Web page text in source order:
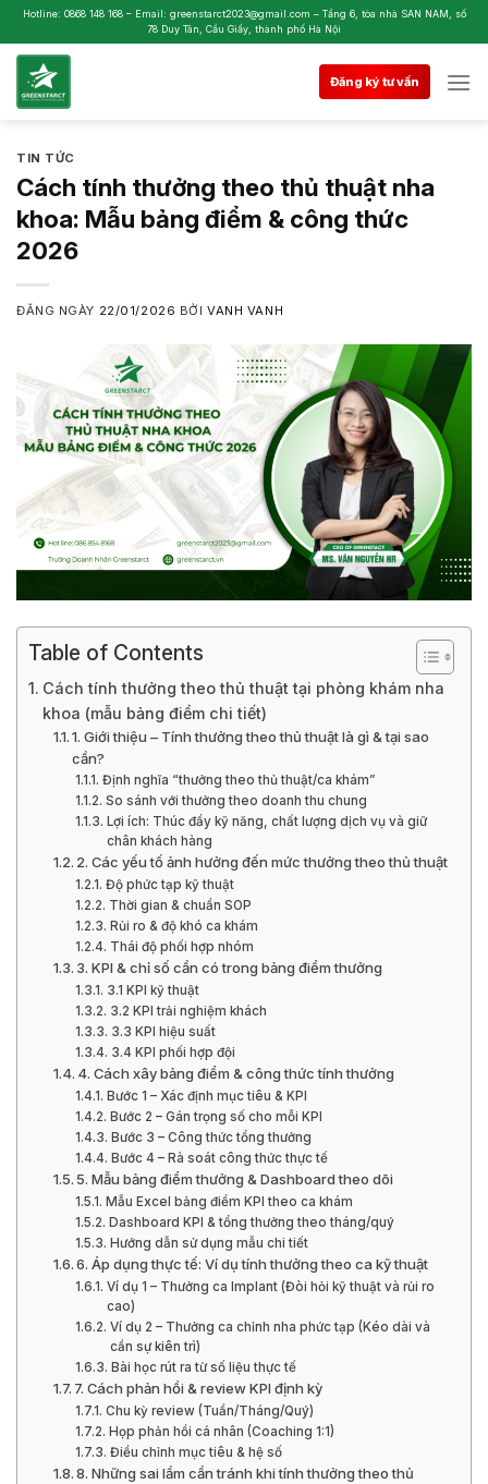
Skip
to
content
Hotline: 0868 148 168 – Email: greenstarct2023@gmail.com – Tầng 6, tòa nhà SAN NAM, số
78 Duy Tân, Cầu Giấy, thành phố Hà Nội
Đăng ký tư vấn
TIN TỨC
Cách tính thưởng theo thủ thuật nha
khoa: Mẫu bảng điểm & công thức
2026
ĐĂNG NGÀY 22/01/2026 BỞIVANH VANH
Table of Contents
Cách tính thưởng theo thủ thuật tại phòng khám nha
khoa (mẫu bảng điểm chi tiết)
1. Giới thiệu – Tính thưởng theo thủ thuật là gì & tại sao
cần?
Định nghĩa “thưởng theo thủ thuật/ca khám”
So sánh với thưởng theo doanh thu chung
Lợi ích: Thúc đẩy kỹ năng, chất lượng dịch vụ và giữ
chân khách hàng
2. Các yếu tố ảnh hưởng đến mức thưởng theo thủ thuật
Độ phức tạp kỹ thuật
Thời gian & chuẩn SOP
Rủi ro & độ khó ca khám
Thái độ phối hợp nhóm
3. KPI & chỉ số cần có trong bảng điểm thưởng
3.1 KPI kỹ thuật
3.2 KPI trải nghiệm khách
3.3 KPI hiệu suất
3.4 KPI phối hợp đội
4. Cách xây bảng điểm & công thức tính thưởng
Bước 1 – Xác định mục tiêu & KPI
Bước 2 – Gán trọng số cho mỗi KPI
Bước 3 – Công thức tổng thưởng
Bước 4 – Rà soát công thức thực tế
5. Mẫu bảng điểm thưởng & Dashboard theo dõi
Mẫu Excel bảng điểm KPI theo ca khám
Dashboard KPI & tổng thưởng theo tháng/quý
Hướng dẫn sử dụng mẫu chi tiết
6. Áp dụng thực tế: Ví dụ tính thưởng theo ca kỹ thuật
Ví dụ 1 – Thưởng ca Implant (Đòi hỏi kỹ thuật và rủi ro
cao)
Ví dụ 2 – Thưởng ca chỉnh nha phức tạp (Kéo dài và
cần sự kiên trì)
Bài học rút ra từ số liệu thực tế
7. Cách phản hồi & review KPI định kỳ
Chu kỳ review (Tuần/Tháng/Quý)
Họp phản hồi cá nhân (Coaching 1:1)
Điều chỉnh mục tiêu & hệ số
8. Những sai lầm cần tránh khi tính thưởng theo thủ